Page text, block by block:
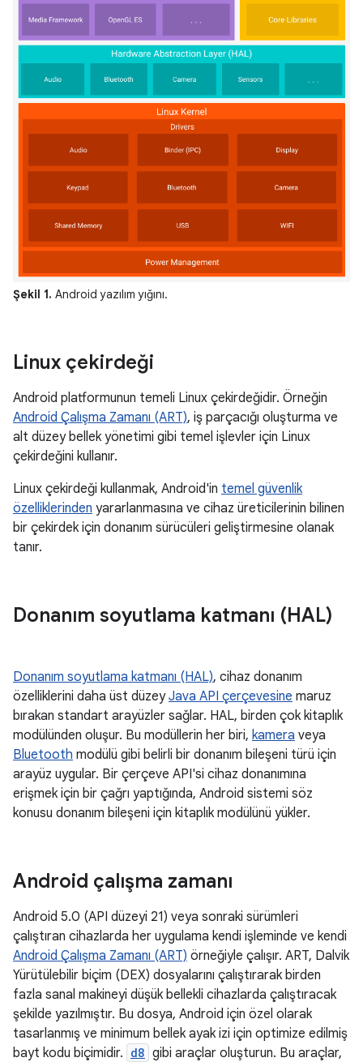
Şekil 1. Android yazılım yığını.
Linux çekirdeği
Android platformunun temeli Linux çekirdeğidir. Örneğin
Android Çalışma Zamanı (ART), iş parçacığı oluşturma ve
alt düzey bellek yönetimi gibi temel işlevler için Linux
çekirdeğini kullanır.
Linux çekirdeği kullanmak, Android'in temel güvenlik
özelliklerinden yararlanmasına ve cihaz üreticilerinin bilinen
bir çekirdek için donanım sürücüleri geliştirmesine olanak
tanır.
Donanım soyutlama katmanı (HAL)
Donanım soyutlama katmanı (HAL), cihaz donanım
özelliklerini daha üst düzeyJava API çerçevesine maruz
bırakan standart arayüzler sağlar. HAL, birden çok kitaplık
modülünden oluşur. Bu modüllerin her biri, kamera veya
Bluetooth modülü gibi belirli bir donanım bileşeni türü için
arayüz uygular. Bir çerçeve API'si cihaz donanımına
erişmek için bir çağrı yaptığında, Android sistemi söz
konusu donanım bileşeni için kitaplık modülünü yükler.
Android çalışma zamanı
Android 5.0 (API düzeyi 21) veya sonraki sürümleri
çalıştıran cihazlarda her uygulama kendi işleminde ve kendi
Android Çalışma Zamanı (ART) örneğiyle çalışır. ART, Dalvik
Yürütülebilir biçim (DEX) dosyalarını çalıştırarak birden
fazla sanal makineyi düşük bellekli cihazlarda çalıştıracak
şekilde yazılmıştır. Bu dosya, Android için özel olarak
tasarlanmış ve minimum bellek ayak izi için optimize edilmiş
bayt kodu biçimidir. d8 gibi araçlar oluşturun. Bu araçlar,